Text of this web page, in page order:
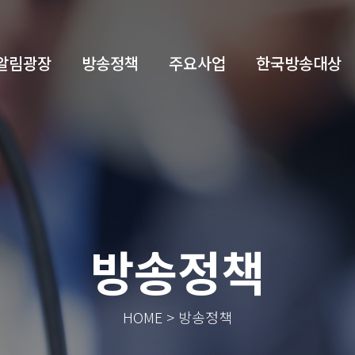
림광장 방송정책 주요사업 한국방송대상
방송정책
HOME > 방송정책